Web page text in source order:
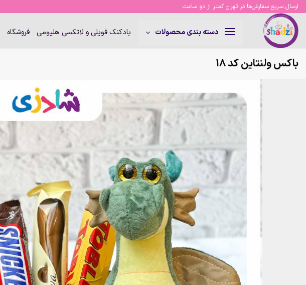
Skip
content
ارسال سریع سفارش‌ها در تهران کمتر از دو ساعت
دسته بندی محصولات بادکنک فویلی و لاتکسی هلیومی فروشگاه
باکس ولنتاین کد 18